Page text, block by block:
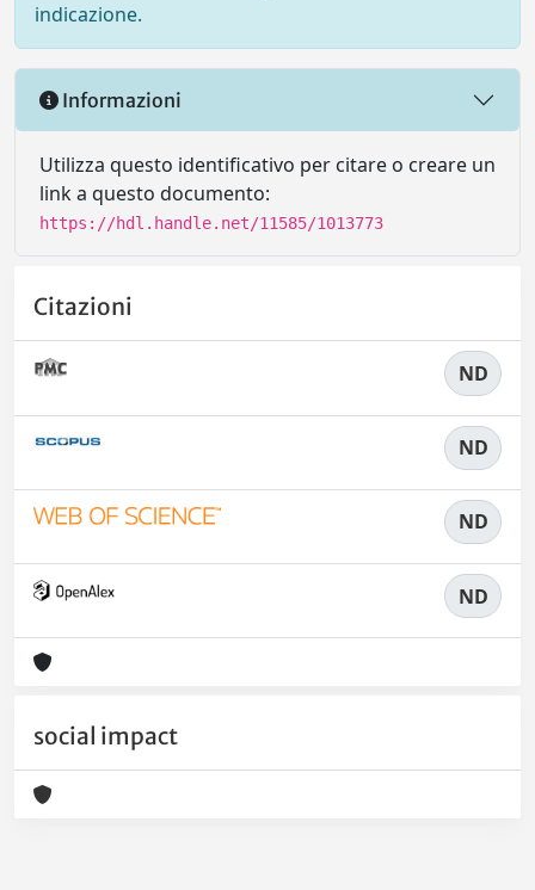
indicazione.
Informazioni
Utilizza questo identificativo per citare o creare un
link a questo documento:
https://hdl.handle.net/11585/1013773
Citazioni
ND
ND
ND
ND
social impact